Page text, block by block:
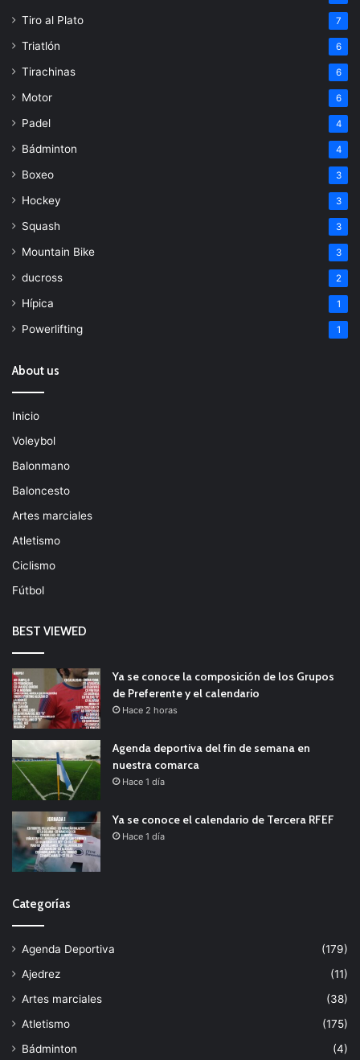
Tiro al Plato 7
Triatlón 6
Tirachinas 6
Motor 6
Padel 4
Bádminton 4
Boxeo 3
Hockey 3
Squash 3
Mountain Bike 3
ducross 2
Hípica 1
Powerlifting 1
About us
Inicio
Voleybol
Balonmano
Baloncesto
Artes marciales
Atletismo
Ciclismo
Fútbol
BEST VIEWED
Ya se conoce la composición de los Grupos
de Preferente y el calendario
Hace 2 horas
Agenda deportiva del fin de semana en
nuestra comarca
Hace 1 día
Ya se conoce el calendario de Tercera RFEF
Hace 1 día
Categorías
Agenda Deportiva
(179)
Ajedrez
(11)
Artes marciales
(38)
Atletismo
(175)
Bádminton
(4)